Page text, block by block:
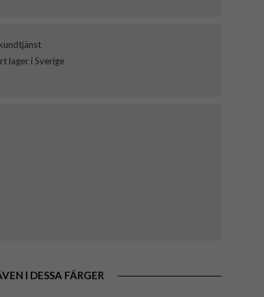
lager i Sverige
I DESSA FÄRGER